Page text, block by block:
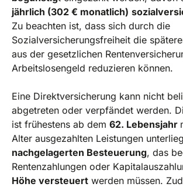
jährlich (302 € monatlich)
Zu beachten ist, dass sich durch die
Sozialversicherungsfreiheit die
aus der gesetzlichen
Arbeitslosengeld reduzieren können.
Eine Direktversicherung kann nicht
abgetreten oder verpfändet werden.
ist frühestens ab dem 62. Lebensjahr
Alter ausgezahlten Leistungen
nachgelagerten Besteuerung, das
Rentenzahlungen oder
Höhe versteuert werden müssen.